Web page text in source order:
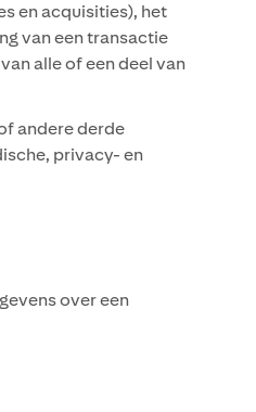
en acquisities), het
van een transactie
alle of een deel van
andere derde
privacy- en
over een